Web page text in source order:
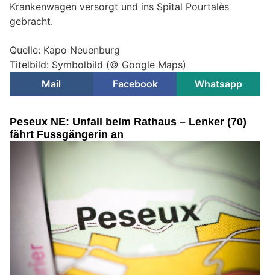
Krankenwagen versorgt und ins Spital Pourtalès
gebracht.
Quelle: Kapo Neuenburg
Titelbild: Symbolbild (© Google Maps)
Mail
Facebook Whatsapp
Peseux NE: Unfall beim Rathaus – Lenker (70)
fährt Fussgängerin an